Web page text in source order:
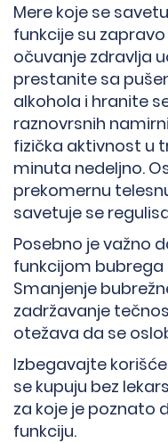
Mere koje se
funkcije su
očuvanje zdravlja
prestanite sa
alkohola i hranite
raznovrsnih
fizička aktivnost u
minuta nedeljno.
prekomernu
savetuje se
Posebno je važno
funkcijom bubrega
Smanjenje
zadržavanje
otežava da se
Izbegavajte
se kupuju bez
za koje je poznato
funkciju.